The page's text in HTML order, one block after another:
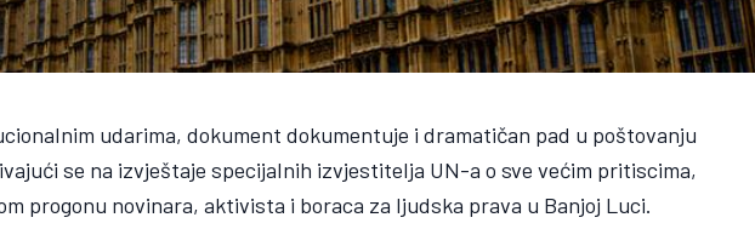
udarima, dokument dokumentuje i dramatičan pad u poštovanju
se na izvještaje specijalnih izvjestitelja UN-a o sve većim pritiscima,
progonu novinara, aktivista i boraca za ljudska prava u Banjoj Luci.